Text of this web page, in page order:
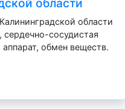
области
области
сосудистая
обмен веществ.